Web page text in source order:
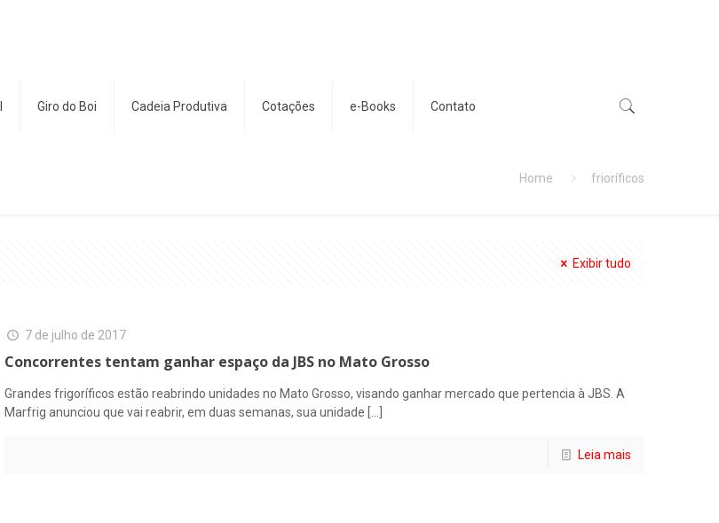
Giro do Boi Cadeia Produtiva Cotações e-Books Contato
Home frioríficos
Exibir tudo
7 de julho de 2017
Concorrentes tentam ganhar espaço da JBS no Mato Grosso
Grandes frigoríficos estão reabrindo unidades no Mato Grosso, visando ganhar mercado que pertencia à JBS. A
Marfrig anunciou que vai reabrir, em duas semanas, sua unidade
Leia mais